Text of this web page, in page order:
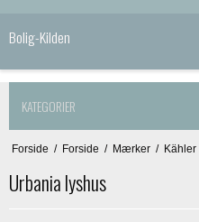
Bolig-Kilden
KATEGORIER
Forside / Forside / Mærker / Kähler
Urbania lyshus